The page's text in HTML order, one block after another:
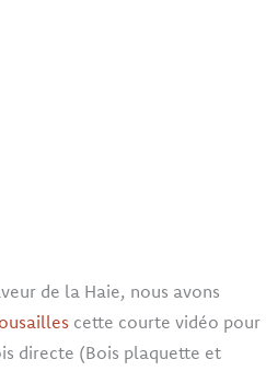
de la Haie, nous avons
cette courte vidéo pour
directe (Bois plaquette et